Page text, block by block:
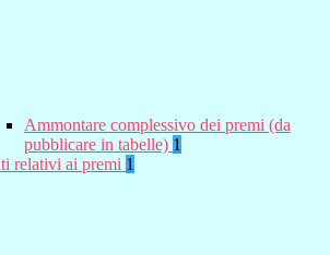
Ammontare complessivo dei premi (da
pubblicare in tabelle) 1
relativi ai premi 1